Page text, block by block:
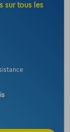
sur tous les